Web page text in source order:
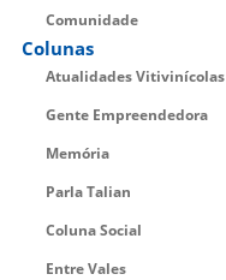
Comunidade
Colunas
Atualidades Vitivinícolas
Gente Empreendedora
Memória
Parla Talian
Coluna Social
Entre Vales